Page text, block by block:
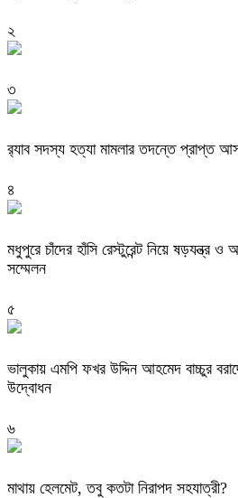
২
৩
র‌্যাব সদস্য হত্যা মামলার তদন্তে প্রাপ্ত
৪
মধুপুরে চাঁদের হাঁসি রেস্টুরেন্ট নিয়ে ষড়যন্ত্র ও
সম্মেলন
৫
ভালুকায় এমপি ফখর উদ্দিন আহমেদ বাচ্চুর
উদ্বোধন
৬
মাথায় হেলমেট, তবু কতটা নিরাপদ সহযাত্রী?